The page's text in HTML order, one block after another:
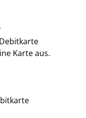
Karte aus.